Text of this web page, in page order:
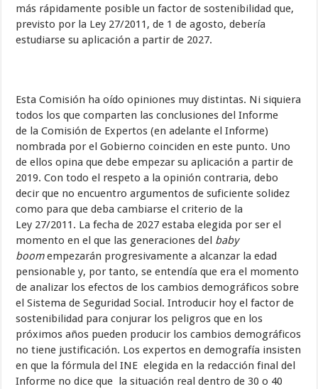
más rápidamente posible un factor de sostenibilidad que,
previsto por la Ley 27/2011, de 1 de agosto, debería
estudiarse su aplicación a partir de 2027.
Esta Comisión ha oído opiniones muy distintas. Ni siquiera
todos los que comparten las conclusiones del Informe
de la Comisión de Expertos (en adelante el Informe)
nombrada por el Gobierno coinciden en este punto. Uno
de ellos opina que debe empezar su aplicación a partir de
2019. Con todo el respeto a la opinión contraria, debo
decir que no encuentro argumentos de suficiente solidez
como para que deba cambiarse el criterio de la
Ley 27/2011. La fecha de 2027 estaba elegida por ser el
momento en el que las generaciones del baby
boomempezarán progresivamente a alcanzar la edad
pensionable y, por tanto, se entendía que era el momento
de analizar los efectos de los cambios demográficos sobre
el Sistema de Seguridad Social. Introducir hoy el factor de
sostenibilidad para conjurar los peligros que en los
próximos años pueden producir los cambios demográficos
no tiene justificación. Los expertos en demografía insisten
en que la fórmula del INE elegida en la redacción final del
Informe no dice que la situación real dentro de 30 o 40